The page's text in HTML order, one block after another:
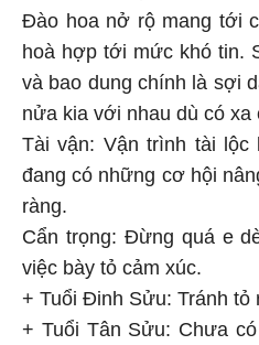
Đào hoa nở rộ mang tới
hoà hợp tới mức khó tin.
và bao dung chính là sợi
nửa kia với nhau dù có xa
Tài vận: Vận trình tài lộc
đang có những cơ hội
ràng.
Cẩn trọng: Đừng quá e
việc bày tỏ cảm xúc.
+ Tuổi Đinh Sửu: Tránh tỏ
+ Tuổi Tân Sửu: Chưa